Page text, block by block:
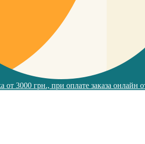
от 3000 грн., при оплате заказа